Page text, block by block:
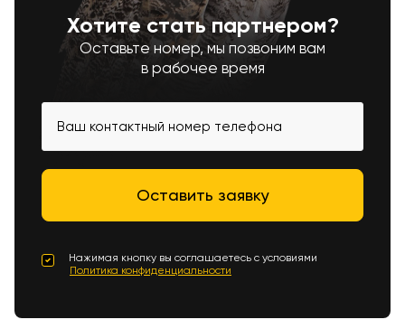
Хотите стать партнером?
Оставьте номер, мы позвоним вам
в рабочее время
Нажимая кнопку вы соглашаетесь с условиями
Политика конфиденциальности